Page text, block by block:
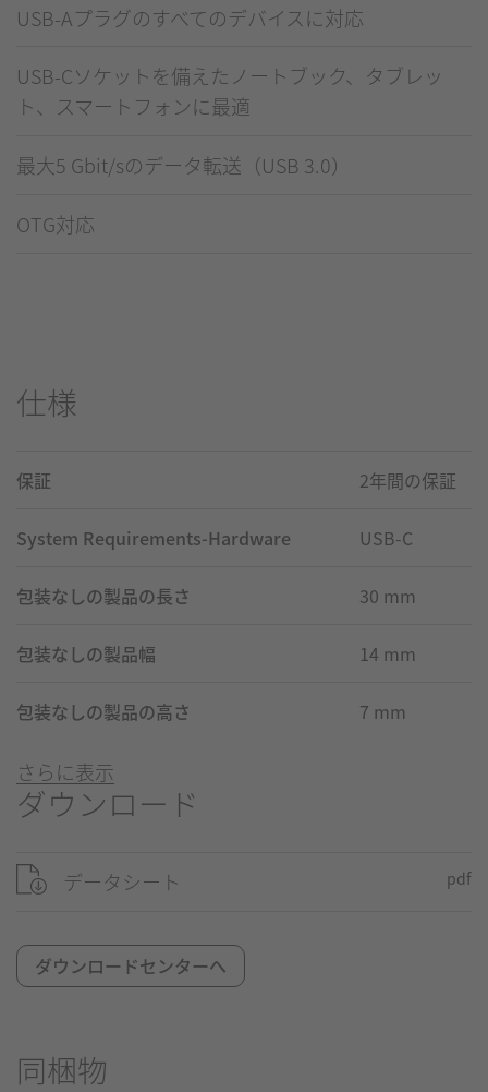
USB-Aプラグのすべてのデバイスに対応
USB-Cソケットを備えたノートブック、タブレッ
ト、スマートフォンに最適
最大5 Gbit/sのデータ転送（USB 3.0）
OTG対応
仕様
保証 2年間の保証
System Requirements-Hardware USB-C
包装なしの製品の長さ 30 mm
包装なしの製品幅 14 mm
包装なしの製品の高さ 7 mm
さらに表示
ダウンロード
データシート pdf
ダウンロードセンターへ
同梱物